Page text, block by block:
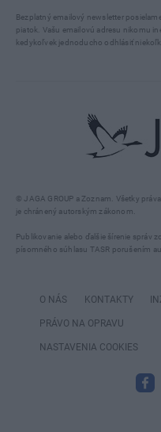
© JAGA GROUP a Zoznam. Všetky
je chránený autorským zákonom.
Publikovanie alebo ďalšie šírenie správ
písomného súhlasu TASR porušením
Bezplatný emailový newsletter
piatok. Vašu emailovú adresu nikomu
kedykoľvek jednoducho odhlásiť
O NÁS KONTAKTY
PRÁVO NA OPRAVU
NASTAVENIA COOKIES